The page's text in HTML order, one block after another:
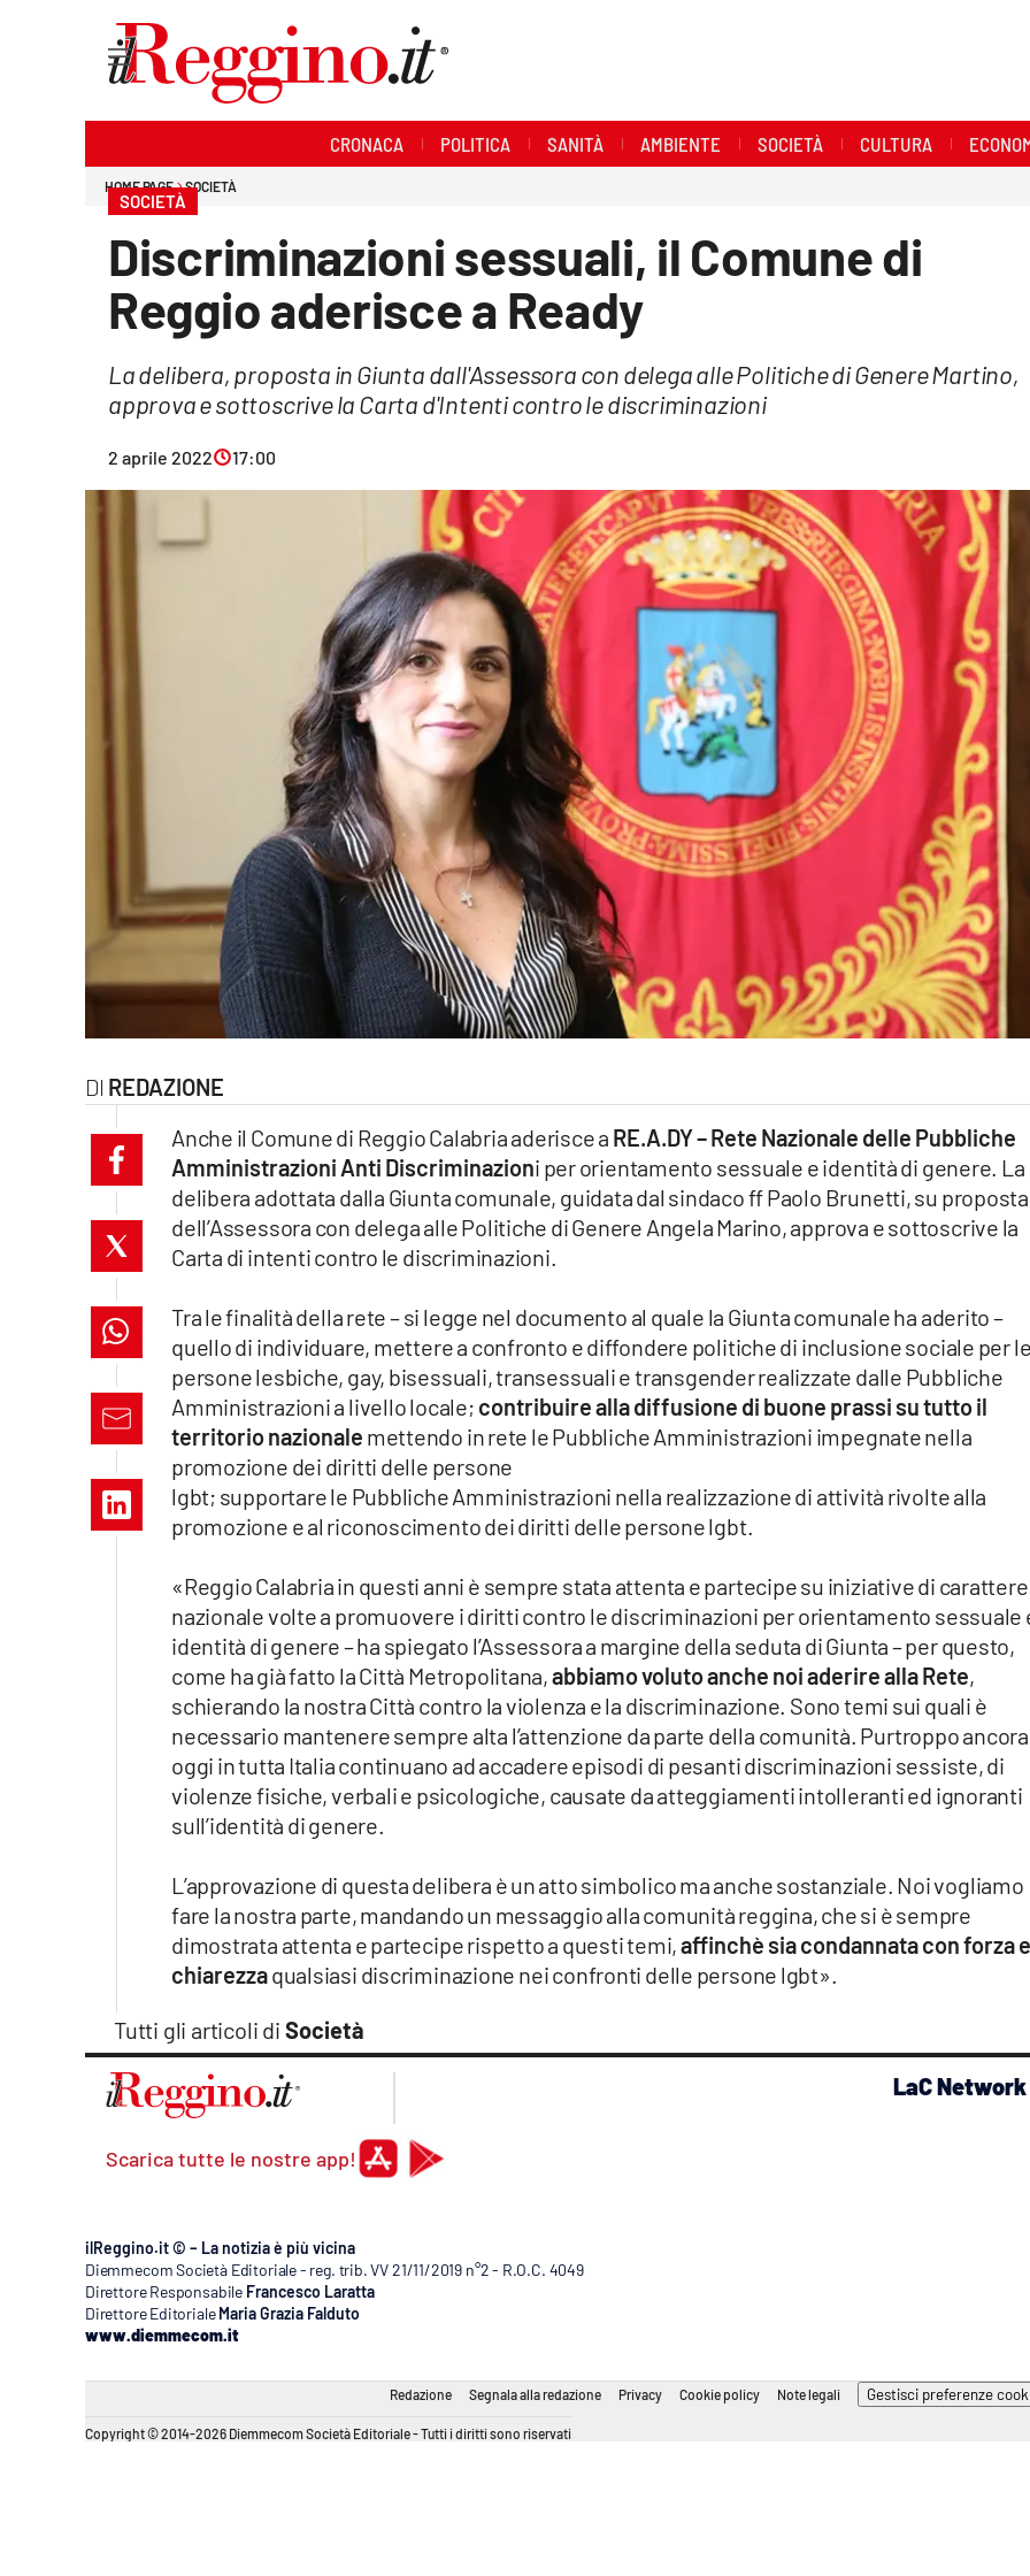
cosenzachannel.it
catanzarochannel.it
lacapitalenews.it
Vai
CRONACA POLITICA SANITÀ AMBIENTE SOCIETÀ CULTURA
HOME PAGE SOCIETÀ
SOCIETÀ
Discriminazioni sessuali, il Comune di
Reggio aderisce a Ready
La delibera, proposta in Giunta dall'Assessora con delega alle Politiche di Genere Martino,
approva e sottoscrive la Carta d'Intenti contro le discriminazioni
2 aprile 2022 17:00
REDAZIONE
Tutti gli articoli di Società
Anche il Comune di Reggio Calabria aderisce a RE.A.DY – Rete Nazionale delle Pubbliche
Amministrazioni Anti Discriminazioni per orientamento sessuale e identità di genere. La
delibera adottata dalla Giunta comunale, guidata dal sindaco ff Paolo Brunetti, su proposta
dell’Assessora con delega alle Politiche di Genere Angela Marino, approva e sottoscrive la
Carta di intenti contro le discriminazioni.
Tra le finalità della rete – si legge nel documento al quale la Giunta comunale ha aderito –
quello di individuare, mettere a confronto e diffondere politiche di inclusione sociale per
persone lesbiche, gay, bisessuali, transessuali e transgender realizzate dalle Pubbliche
Amministrazioni a livello locale; contribuire alla diffusione di buone prassi su tutto il
territorio nazionale mettendo in rete le Pubbliche Amministrazioni impegnate nella
promozione dei diritti delle persone
lgbt; supportare le Pubbliche Amministrazioni nella realizzazione di attività rivolte alla
promozione e al riconoscimento dei diritti delle persone lgbt.
«Reggio Calabria in questi anni è sempre stata attenta e partecipe su iniziative di carattere
nazionale volte a promuovere i diritti contro le discriminazioni per orientamento sessuale
identità di genere – ha spiegato l’Assessora a margine della seduta di Giunta – per questo,
come ha già fatto la Città Metropolitana,abbiamo voluto anche noi aderire alla Rete,
schierando la nostra Città contro la violenza e la discriminazione. Sono temi sui quali è
necessario mantenere sempre alta l’attenzione da parte della comunità. Purtroppo ancora
oggi in tutta Italia continuano ad accadere episodi di pesanti discriminazioni sessiste, di
violenze fisiche, verbali e psicologiche, causate da atteggiamenti intolleranti ed ignoranti
sull’identità di genere.
L’approvazione di questa delibera è un atto simbolico ma anche sostanziale. Noi vogliamo
fare la nostra parte, mandando un messaggio alla comunità reggina, che si è sempre
dimostrata attenta e partecipe rispetto a questi temi,affinchè sia condannata con forza e
chiarezzaqualsiasi discriminazione nei confronti delle persone lgbt».
Scarica tutte le nostre app!
LaC Network
ilReggino.it © – La notizia è più vicina
Diemmecom Società Editoriale - reg. trib. VV 21/11/2019 n°2 - R.O.C. 4049
Direttore Responsabile Francesco Laratta
Direttore Editoriale Maria Grazia Falduto
www.diemmecom.it
Redazione Segnala alla redazione Privacy Cookie policy Note legali Gestisci preferenze
Copyright © 2014-2026 Diemmecom Società Editoriale - Tutti i diritti sono riservati